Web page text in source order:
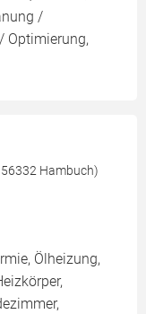
/
Optimierung,
Hambuch)
Ölheizung,